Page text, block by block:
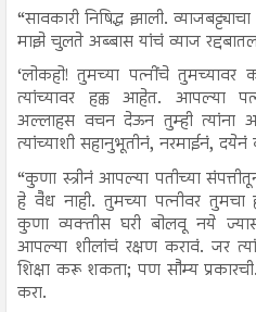
“सावकारी निषिद्ध झाली.
माझे चुलते अब्बास यांचं व्याज
‘लोकहो! तुमच्या पत्नींचे
त्यांच्यावर हक्क आहेत. आपल्या
अल्लाहस वचन देऊन तुम्ही त्यांना
त्यांच्याशी सहानुभूतीनं, नरमाईनं,
“कुणा स्त्रीनं आपल्या पतीच्या
हे वैध नाही. तुमच्या पत्नीवर
कुणा व्यक्तीस घरी बोलवू नये
आपल्या शीलांचं रक्षण करावं. जर
शिक्षा करू शकता; पण सौम्य
करा.